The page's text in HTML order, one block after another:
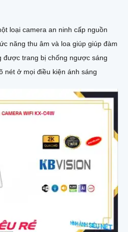
loại camera an ninh cấp nguồn
năng thu âm và loa giúp giúp đàm
nét ở mọi điều kiện ánh sáng